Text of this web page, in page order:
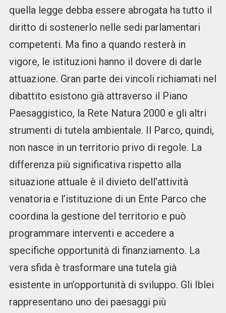
quella legge debba essere abrogata ha tutto il
diritto di sostenerlo nelle sedi parlamentari
competenti. Ma fino a quando resterà in
vigore, le istituzioni hanno il dovere di darle
attuazione. Gran parte dei vincoli richiamati nel
dibattito esistono già attraverso il Piano
Paesaggistico, la Rete Natura 2000 e gli altri
strumenti di tutela ambientale. Il Parco, quindi,
non nasce in un territorio privo di regole. La
differenza più significativa rispetto alla
situazione attuale è il divieto dell’attività
venatoria e l’istituzione di un Ente Parco che
coordina la gestione del territorio e può
programmare interventi e accedere a
specifiche opportunità di finanziamento. La
vera sfida è trasformare una tutela già
esistente in un’opportunità di sviluppo. Gli Iblei
rappresentano uno dei paesaggi più